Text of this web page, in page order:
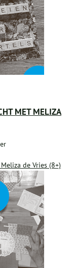
MET MELIZA
de Vries (8+)